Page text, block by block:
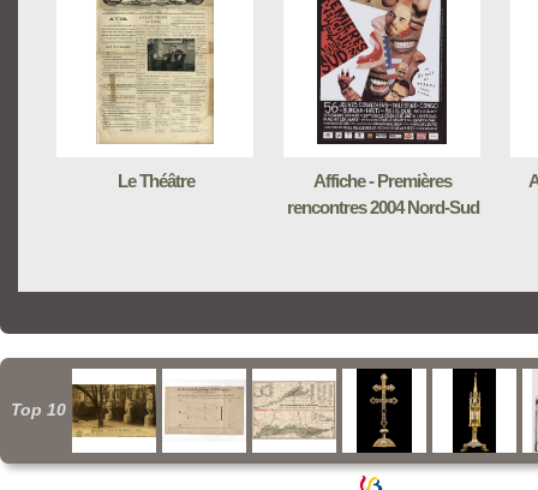
Le Théâtre
Affiche - Premières
rencontres 2004 Nord-Sud
Top 10